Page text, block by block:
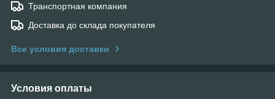
Транспортная компания
Доставка до склада покупателя
Все условия доставки
Условия оплаты